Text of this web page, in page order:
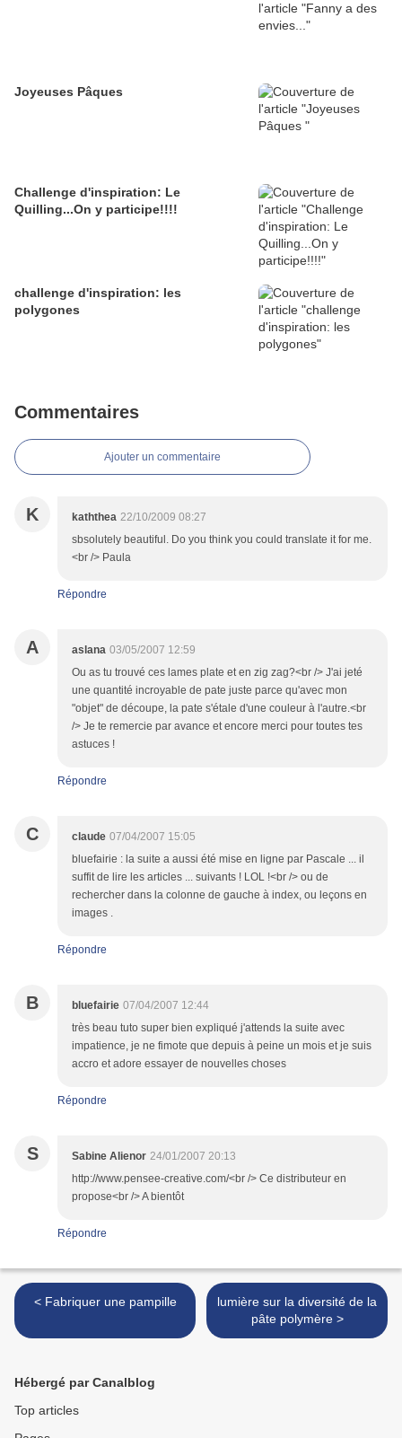
Joyeuses Pâques
Challenge d'inspiration: Le
Quilling...On y participe!!!!
challenge d'inspiration: les
polygones
Commentaires
Ajouter un commentaire
K kaththea 22/10/2009 08:27
sbsolutely beautiful. Do you think you could translate it for me.
<br /> Paula
Répondre
A aslana 03/05/2007 12:59
Ou as tu trouvé ces lames plate et en zig zag?<br /> J'ai jeté
une quantité incroyable de pate juste parce qu'avec mon
"objet" de découpe, la pate s'étale d'une couleur à l'autre.<br
/> Je te remercie par avance et encore merci pour toutes tes
astuces !
Répondre
C claude 07/04/2007 15:05
bluefairie : la suite a aussi été mise en ligne par Pascale ... il
suffit de lire les articles ... suivants ! LOL !<br /> ou de
rechercher dans la colonne de gauche à index, ou leçons en
images .
Répondre
B bluefairie 07/04/2007 12:44
très beau tuto super bien expliqué j'attends la suite avec
impatience, je ne fimote que depuis à peine un mois et je suis
accro et adore essayer de nouvelles choses
Répondre
S Sabine Alienor 24/01/2007 20:13
http://www.pensee-creative.com/<br /> Ce distributeur en
propose<br /> A bientôt
Répondre
< Fabriquer une pampille
lumière sur la diversité de la
pâte polymère >
Hébergé par Canalblog
Top articles